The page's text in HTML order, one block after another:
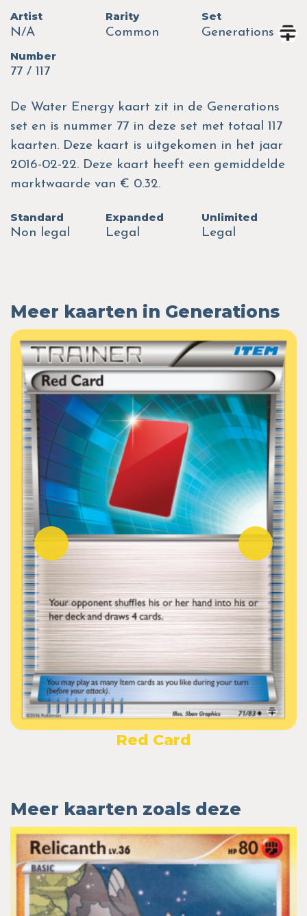
Artist
N/A
Rarity
Common
Set
Generations
Number
77 / 117
De Water Energy kaart zit in de Generations
set en is nummer 77 in deze set met totaal 117
kaarten. Deze kaart is uitgekomen in het jaar
2016-02-22. Deze kaart heeft een gemiddelde
marktwaarde van € 0.32.
Standard
Non legal
Expanded
Legal
Unlimited
Legal
Meer kaarten in Generations
Red Card
Meer kaarten zoals deze